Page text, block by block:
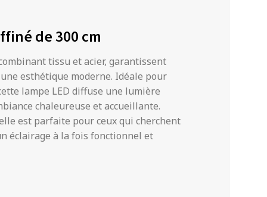
de 300 cm
tissu et acier, garantissent
esthétique moderne. Idéale pour
lampe LED diffuse une lumière
chaleureuse et accueillante.
est parfaite pour ceux qui cherchent
éclairage à la fois fonctionnel et